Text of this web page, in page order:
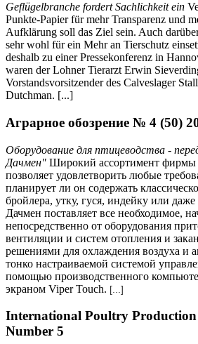
Geflügelbranche fordert Sachlichkeit ein
Punkte-Papier für mehr Transparenz und
Aufklärung soll das Ziel sein. Auch
sehr wohl für ein Mehr an Tierschutz
deshalb zu einer Pressekonferenz in
waren der Lohner Tierarzt Erwin
Vorstandsvorsitzender des Calveslager
Dutchman. [...]
Аграрное обозрение № 4 (50)
Оборудование для птицеводства -
Дачмен" Широкий ассортимент
позволяет удовлетворить любые
планирует ли он содержать
бройлера, утку, гуся, индейку или даже
Дачмен поставляет все необходимое,
непосредственно от оборудования
вентиляции и систем отопления и
решениями для охлаждения воздуха и
тонко настраиваемой системой
помощью производственного
экраном Viper Touch. [...]
International Poultry Production
Number 5